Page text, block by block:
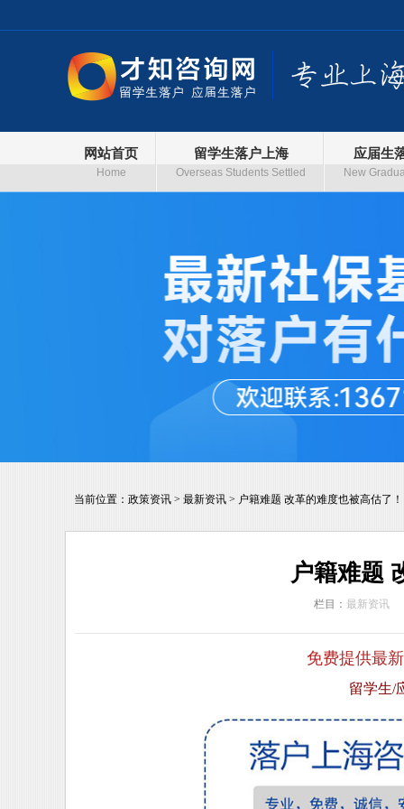
网站首页
Home
留学生落户上海
Overseas Students Settled
应届生
New
当前位置： 政策资讯 > 最新资讯 > 户籍难题 改革的难度也被高估了！
户籍难题
栏目： 最新资讯
免费提供最
留学生/